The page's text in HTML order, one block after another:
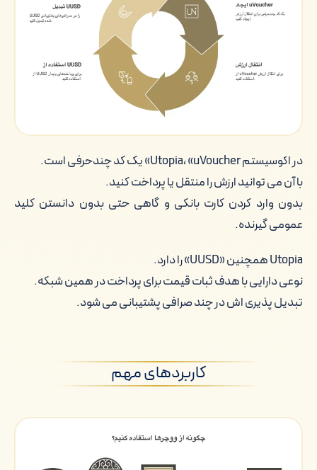
در اکوسیستم Utopia، «uVoucher» یک کد چندحرفی است.
با آن می توانید ارزش را منتقل یا پرداخت کنید.
بدون وارد کردن کارت بانکی و گاهی حتی بدون دانستن کلید
عمومی گیرنده.
Utopia همچنین «UUSD» را دارد.
نوعی دارایی با هدف ثبات قیمت برای پرداخت در همین شبکه.
تبدیل پذیری اش در چند صرافی پشتیبانی می شود.
کاربردهای مهم